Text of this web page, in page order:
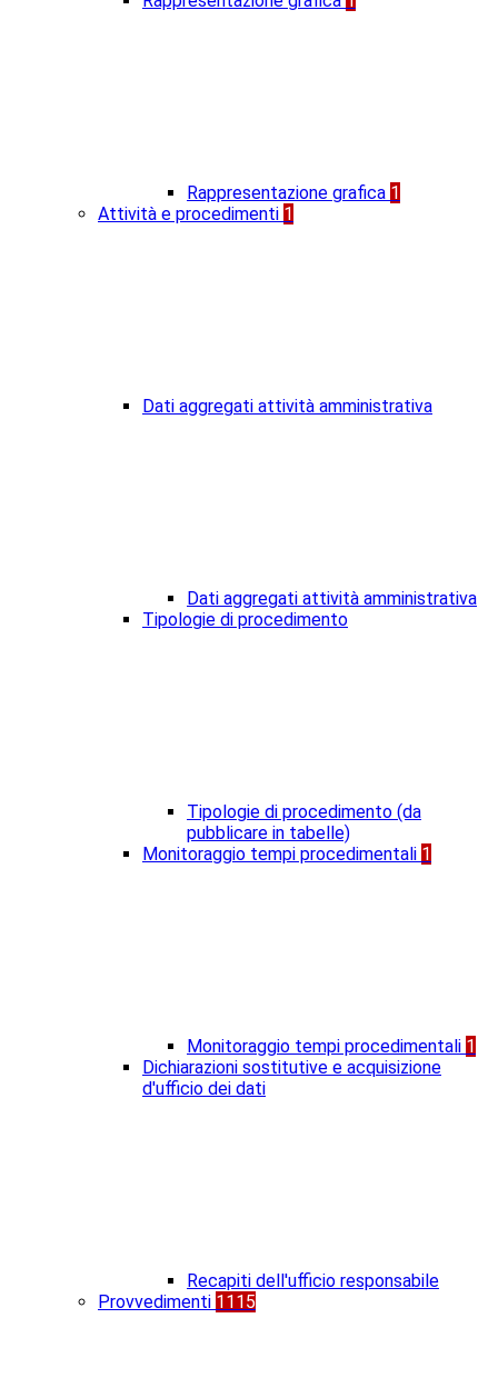
Rappresentazione grafica 1
Attività e procedimenti 1
Dati aggregati attività amministrativa
Dati aggregati attività amministrativa
Tipologie di procedimento
Tipologie di procedimento (da
pubblicare in tabelle)
Monitoraggio tempi procedimentali 1
Monitoraggio tempi procedimentali 1
Dichiarazioni sostitutive e acquisizione
d'ufficio dei dati
Recapiti dell'ufficio responsabile
Provvedimenti 1115